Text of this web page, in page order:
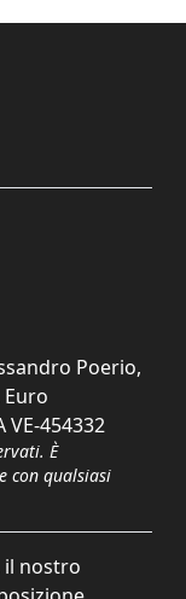
Poerio,
Euro
VE-454332
È
con qualsiasi
il nostro